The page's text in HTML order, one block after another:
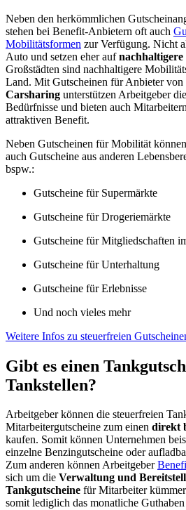
Neben den herkömmlichen
stehen bei Benefit-Anbietern oft auch
Mobilitätsformen zur Verfügung. Nicht
Auto und setzen eher auf
Großstädten sind nachhaltigere
Land. Mit Gutscheinen für Anbieter von
Carsharing unterstützen Arbeitgeber
Bedürfnisse und bieten auch
attraktiven Benefit.
Neben Gutscheinen für Mobilität
auch Gutscheine aus anderen
bspw.:
Gutscheine für Supermärkte
Gutscheine für Drogeriemärkte
Gutscheine für Mitgliedschaften
Gutscheine für Unterhaltung
Gutscheine für Erlebnisse
Und noch vieles mehr
Weitere Infos zu steuerfreien
Gibt es einen
Tankstellen?
Arbeitgeber können die steuerfreien
Mitarbeitergutscheine zum einen direkt
kaufen. Somit können Unternehmen
einzelne Benzingutscheine oder
Zum anderen können Arbeitgeber
sich um die Verwaltung und
Tankgutscheine für Mitarbeiter
somit lediglich das monatliche